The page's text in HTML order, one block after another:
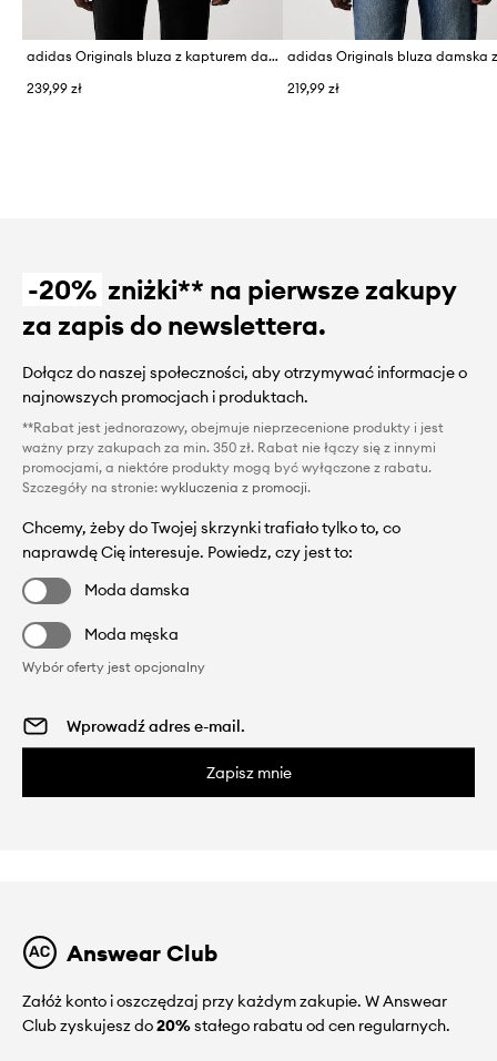
adidas Originals bluza z kapturem damska z bawełną Essentials
239,99 zł
219,99 zł
-20% zniżki** na pierwsze zakupy
za zapis do newslettera.
Dołącz do naszej społeczności, aby otrzymywać informacje o
najnowszych promocjach i produktach.
**Rabat jest jednorazowy, obejmuje nieprzecenione produkty i jest
ważny przy zakupach za min. 350 zł. Rabat nie łączy się z innymi
promocjami, a niektóre produkty mogą być wyłączone z rabatu.
Szczegóły na stronie: wykluczenia z promocji.
Chcemy, żeby do Twojej skrzynki trafiało tylko to, co
naprawdę Cię interesuje. Powiedz, czy jest to:
Moda damska
Moda męska
Wybór oferty jest opcjonalny
Zapisz mnie
Answear Club
Załóż konto i oszczędzaj przy każdym zakupie. W Answear
Club zyskujesz do20%stałego rabatu od cen regularnych.